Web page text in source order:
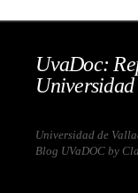
UvaDoc:
Universidad de
Blog UVaDOC by